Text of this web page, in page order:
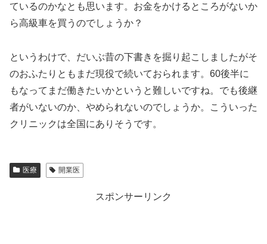
ているのかなとも思います。お金をかけるところがないか
ら高級車を買うのでしょうか？
というわけで、だいぶ昔の下書きを掘り起こしましたがそ
のおふたりともまだ現役で続いておられます。60後半に
もなってまだ働きたいかというと難しいですね。でも後継
者がいないのか、やめられないのでしょうか。こういった
クリニックは全国にありそうです。
医療 開業医
スポンサーリンク